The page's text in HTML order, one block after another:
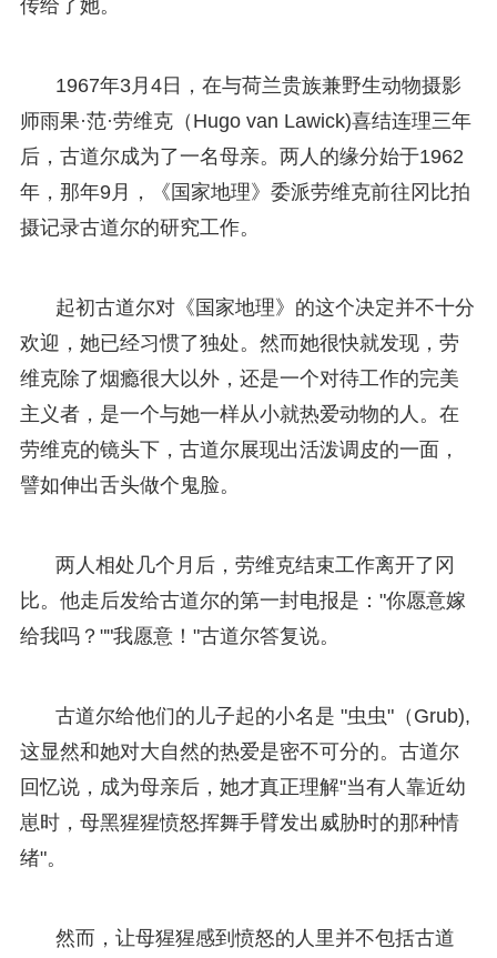
传给了她。
1967年3月4日，在与荷兰贵族兼野生动物摄影
师雨果·范·劳维克（Hugo van Lawick)喜结连理三年
后，古道尔成为了一名母亲。两人的缘分始于1962
年，那年9月，《国家地理》委派劳维克前往冈比拍
摄记录古道尔的研究工作。
起初古道尔对《国家地理》的这个决定并不十分
欢迎，她已经习惯了独处。然而她很快就发现，劳
维克除了烟瘾很大以外，还是一个对待工作的完美
主义者，是一个与她一样从小就热爱动物的人。在
劳维克的镜头下，古道尔展现出活泼调皮的一面，
譬如伸出舌头做个鬼脸。
两人相处几个月后，劳维克结束工作离开了冈
比。他走后发给古道尔的第一封电报是："你愿意嫁
给我吗？""我愿意！"古道尔答复说。
古道尔给他们的儿子起的小名是 "虫虫"（Grub),
这显然和她对大自然的热爱是密不可分的。古道尔
回忆说，成为母亲后，她才真正理解"当有人靠近幼
崽时，母黑猩猩愤怒挥舞手臂发出威胁时的那种情
绪"。
然而，让母猩猩感到愤怒的人里并不包括古道